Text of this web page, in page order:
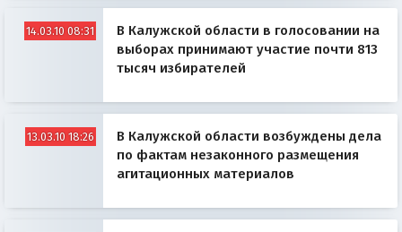
14.03.10 08:31
В Калужской области в голосовании на
выборах принимают участие почти 813
тысяч избирателей
13.03.10 18:26
В Калужской области возбуждены дела
по фактам незаконного размещения
агитационных материалов